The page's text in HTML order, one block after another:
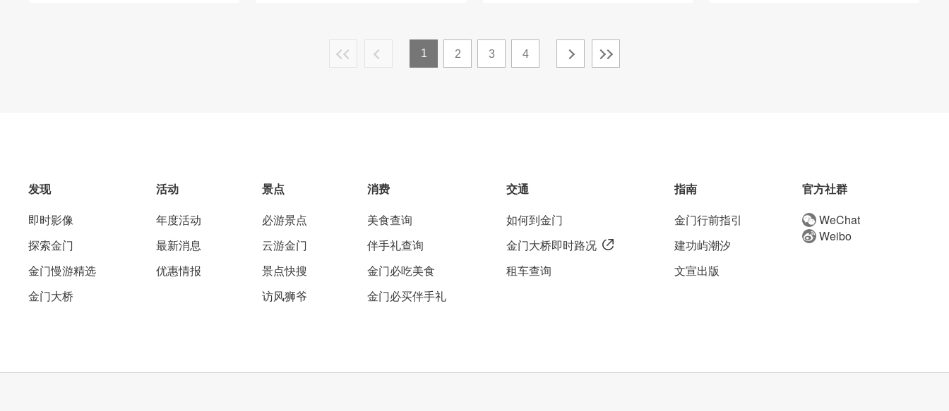
1 2 3 4
发现
即时影像
探索金门
金门慢游精选
金门大桥
活动
年度活动
最新消息
优惠情报
景点
必游景点
云游金门
景点快搜
访风狮爷
消费
美食查询
伴手礼查询
金门必吃美食
金门必买伴手礼
交通
如何到金门
金门大桥即时路况
租车查询
指南
金门行前指引
建功屿潮汐
文宣出版
官方社群
WeChat
Weibo